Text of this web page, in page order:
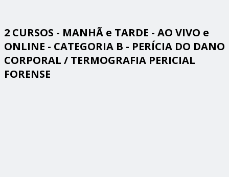
2 CURSOS - MANHÃ e TARDE - AO VIVO e
ONLINE - CATEGORIA B - PERÍCIA DO DANO
CORPORAL / TERMOGRAFIA PERICIAL
FORENSE